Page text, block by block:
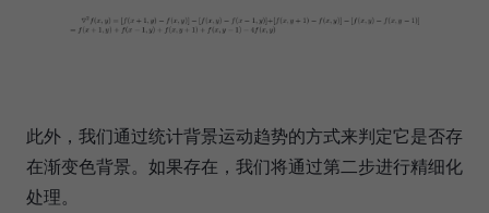
此外，我们通过统计背景运动趋势的方式来判定它是否存
在渐变色背景。如果存在，我们将通过第二步进行精细化
处理。